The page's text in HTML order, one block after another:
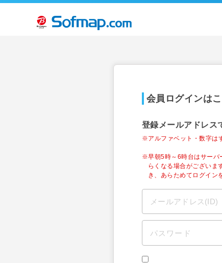
会員ログインは
登録メールアドレス
※アルファベット・数字は
※早朝5時～6時台はサーバ
らくなる場合がございま
き、あらためてログイン